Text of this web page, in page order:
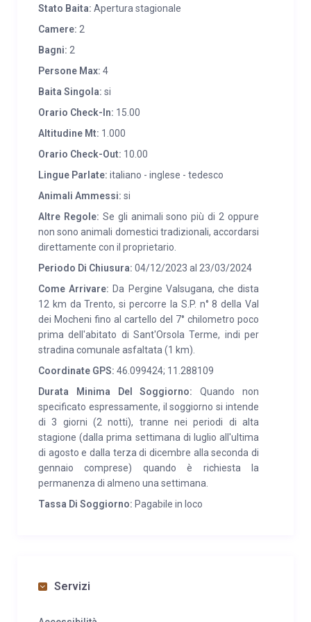
Panarotta.
Stato Baita: Apertura stagionale
Camere: 2
Bagni: 2
Persone Max: 4
Baita Singola: si
Orario Check-In: 15.00
Altitudine Mt: 1.000
Orario Check-Out: 10.00
Lingue Parlate: italiano - inglese - tedesco
Animali Ammessi: si
Altre Regole: Se gli animali sono più di 2 oppure
non sono animali domestici tradizionali, accordarsi
direttamente con il proprietario.
Periodo Di Chiusura: 04/12/2023 al 23/03/2024
Come Arrivare: Da Pergine Valsugana, che dista
12 km da Trento, si percorre la S.P. n° 8 della Val
dei Mocheni fino al cartello del 7° chilometro poco
prima dell'abitato di Sant'Orsola Terme, indi per
stradina comunale asfaltata (1 km).
Coordinate GPS: 46.099424; 11.288109
Durata Minima Del Soggiorno: Quando non
specificato espressamente, il soggiorno si intende
di 3 giorni (2 notti), tranne nei periodi di alta
stagione (dalla prima settimana di luglio all'ultima
di agosto e dalla terza di dicembre alla seconda di
gennaio comprese) quando è richiesta la
permanenza di almeno una settimana.
Tassa Di Soggiorno: Pagabile in loco
Servizi